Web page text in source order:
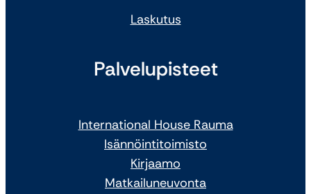
Laskutus
Palvelupisteet
International House Rauma
Isännöintitoimisto
Kirjaamo
Matkailuneuvonta